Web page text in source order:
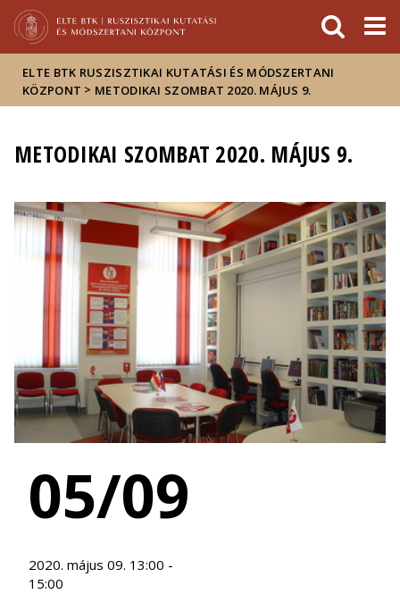
Hírek
Események
ELTE a
sajtóban
ELTE BTK RUSZISZTIKAI KUTATÁSI ÉS MÓDSZERTANI
KÖZPONT > METODIKAI SZOMBAT 2020. MÁJUS 9.
METODIKAI SZOMBAT 2020. MÁJUS 9.
05/09
2020. május 09. 13:00 -
15:00